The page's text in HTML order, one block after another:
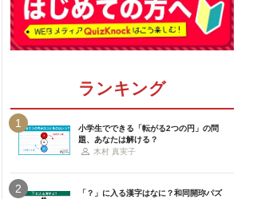
ランキング
1
小学生でできる「転がる2つの円」の問
題、あなたは解ける？
木村 真実子
2
「？」に入る漢字はなに？和同開珎パズ